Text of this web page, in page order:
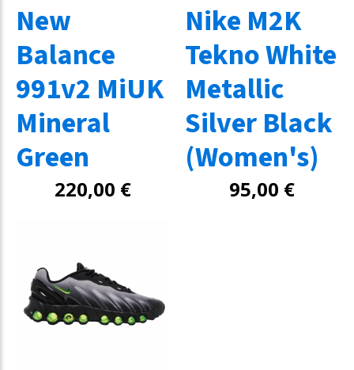
New
Balance
991v2 MiUK
Mineral
Green
220,00 €
Nike M2K
Tekno White
Metallic
Silver Black
(Women's)
95,00 €